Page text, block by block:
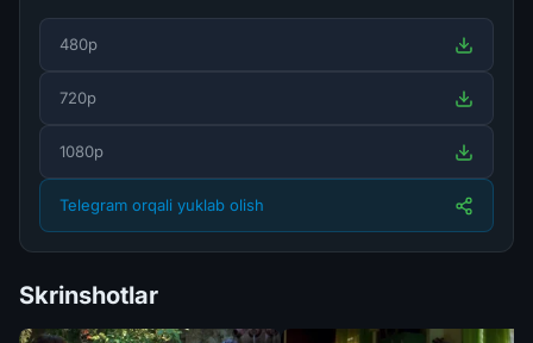
480p
720p
1080p
Telegram orqali yuklab olish
Skrinshotlar